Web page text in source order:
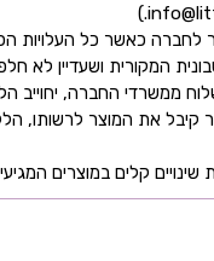
כאשר כל העלויות
לא חלפו 30 יום מתאריך רכישת
החברה, יחוייב
את המוצר לרשותו,
קלים במוצרים